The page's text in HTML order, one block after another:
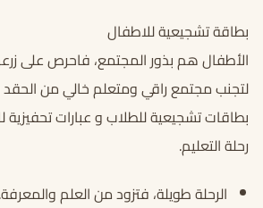
بطاقة تشجيعية للاطفال
الأطفال هم بذور المجتمع، فاحرص على
لتجنب مجتمع راقي ومتعلم خالي من الحقد
بطاقات تشجيعية للطلاب و عبارات
رحلة التعليم.
الرحلة طويلة، فتزود من العلم والمعرفة.